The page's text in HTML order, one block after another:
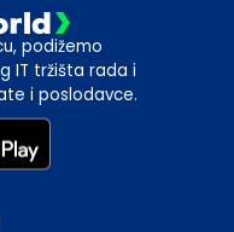
podižemo
IT tržišta rada i
i poslodavce.